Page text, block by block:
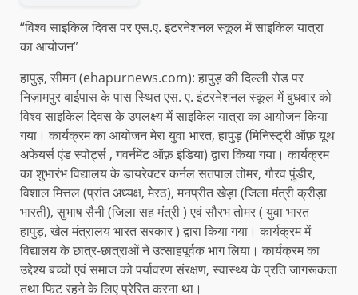
“विश्व साइकिल दिवस पर एस.ए. इंटरनेशनल स्कूल में साइकिल यात्रा
का आयोजन”
हापुड़, सीमन (ehapurnews.com): हापुड़ की दिल्ली रोड पर
निज़ामपुर बाईपास के पास स्थित एस. ए. इंटरनेशनल स्कूल में बुधवार को
विश्व साइकिल दिवस के उपलक्ष्य में साइकिल यात्रा का आयोजन किया
गया। कार्यक्रम का आयोजन मेरा युवा भारत, हापुड़ (मिनिस्ट्री ऑफ़ यूथ
अफेयर्स एंड स्पोर्ट्स , गवर्नमेंट ऑफ़ इंडिया) द्वारा किया गया। कार्यक्रम
का शुभारंभ विद्यालय के डायरेक्टर कर्नल सतपाल तोमर, गौरव पुंडीर,
विशाल मित्तल (प्रांत अध्यक्ष, मेरठ), मनप्रीत खेड़ा (जिला मंत्री क्रीड़ा
भारती), सुभाष सैनी (जिला सह मंत्री ) एवं सौरभ तोमर ( युवा भारत
हापुड़, खेल मंत्रालय भारत सरकार ) द्वारा किया गया। कार्यक्रम में
विद्यालय के छात्र-छात्राओं ने उत्साहपूर्वक भाग लिया। कार्यक्रम का
उद्देश्य बच्चों एवं समाज को पर्यावरण संरक्षण, स्वास्थ्य के प्रति जागरूकता
तथा फिट रहने के लिए प्रेरित करना था।